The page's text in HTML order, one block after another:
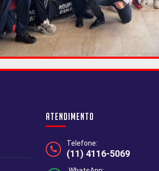
Atendimento
Telefone:
(11) 4116-5069